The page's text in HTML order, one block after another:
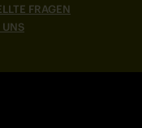
FRAGEN
UNS